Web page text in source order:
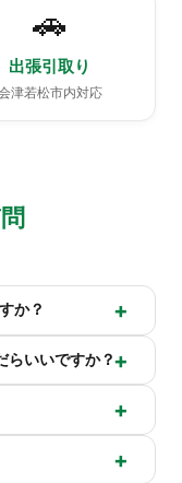
🚗
出張引取り
津若松市内対応
か？
らいいですか？